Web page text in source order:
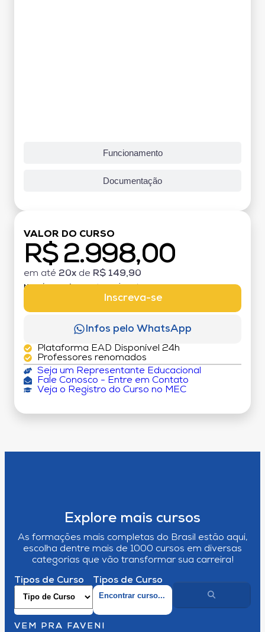
Funcionamento
Documentação
VALOR DO CURSO
R$ 2.998,00
em até 20x de R$ 149,90
MATRÍCULA:
Inscreva-se
Infos pelo WhatsApp
Plataforma EAD Disponível 24h
Professores renomados
Seja um Representante Educacional
Fale Conosco - Entre em Contato
Veja o Registro do Curso no MEC
Explore mais cursos
As formações mais completas do Brasil estão aqui,
escolha dentre mais de 1000 cursos em diversas
categorias que vão transformar sua carreira!
Tipos de Curso Tipos de Curso
VEM PRA FAVENI